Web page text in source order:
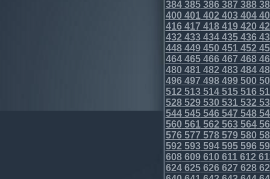
384385386387 388
400401402 403404
416417 418419420
432 433434435436
448449450451452
464465466467 468
480481482 483484
496497 498499500
512 513514515516
528529530531532
544545546547 548
560561562 563564
576577 578579580
592 593594595596
608609610611612
624625626627 628